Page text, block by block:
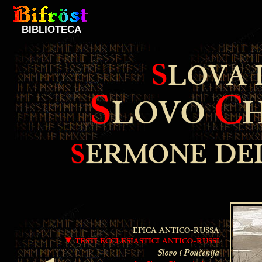
BIBLIOTECA
SLOVA
SLOVOC
SERMONE
EPICA ANTICO-RUSSA
▼ TESTI ECCLESIASTICI ANTICO-RUSSI
Slovo i Poučenija